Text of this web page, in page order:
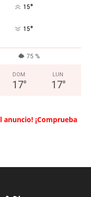
15°
15°
75 %
DOM
17°
LUN
17°
anuncio! ¡Comprueba